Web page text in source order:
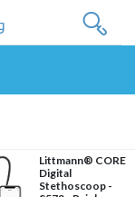
Littmann® CORE
Digital
Stethoscoop -